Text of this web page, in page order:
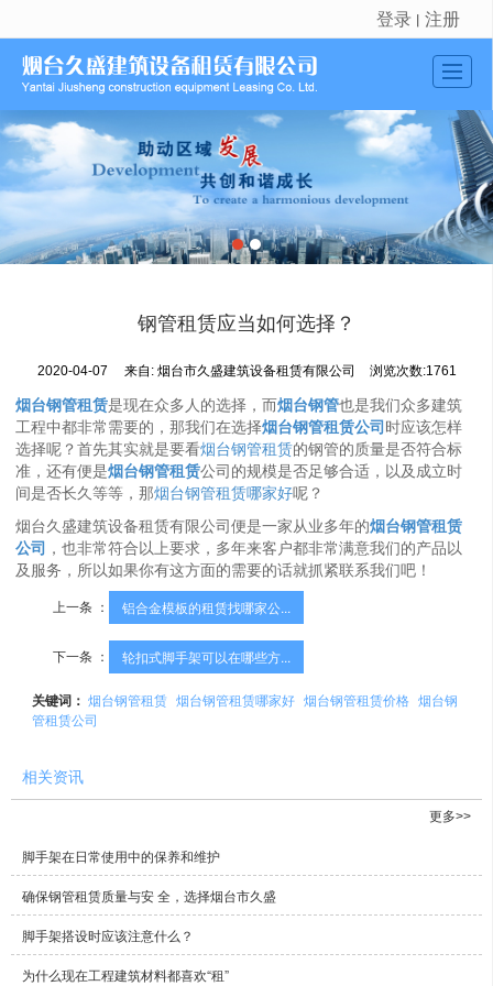
很遗憾，因您的浏览器版本过低导致无法获得最佳浏览体验，推荐下载安装谷歌浏览器！
登录 丨 注册
首页
公司介绍
新闻动态
产品展示
联系我们
地图导航
钢管租赁应当如何选择？
2020-04-07 来自: 烟台市久盛建筑设备租赁有限公司 浏览次数:1761
烟台钢管租赁是现在众多人的选择，而烟台钢管也是我们众多建筑
工程中都非常需要的，那我们在选择烟台钢管租赁公司时应该怎样
选择呢？首先其实就是要看烟台钢管租赁的钢管的质量是否符合标
准，还有便是烟台钢管租赁公司的规模是否足够合适，以及成立时
间是否长久等等，那烟台钢管租赁哪家好呢？
烟台久盛建筑设备租赁有限公司便是一家从业多年的烟台钢管租赁
公司 ，也非常符合以上要求，多年来客户都非常满意我们的产品以
及服务，所以如果你有这方面的需要的话就抓紧联系我们吧！
上一条 ： 铝合金模板的租赁找哪家公...
下一条 ： 轮扣式脚手架可以在哪些方...
关键词：烟台钢管租赁 烟台钢管租赁哪家好 烟台钢管租赁价格 烟台钢
管租赁公司
相关资讯
更多>>
脚手架在日常使用中的保养和维护
确保钢管租赁质量与安 全，选择烟台市久盛
脚手架搭设时应该注意什么？
为什么现在工程建筑材料都喜欢“租”